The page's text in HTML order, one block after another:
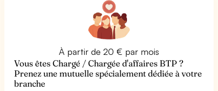
À partir de 20 € par mois
Vous êtes Chargé / Chargée d'affaires BTP ?
Prenez une mutuelle spécialement dédiée à votre
branche